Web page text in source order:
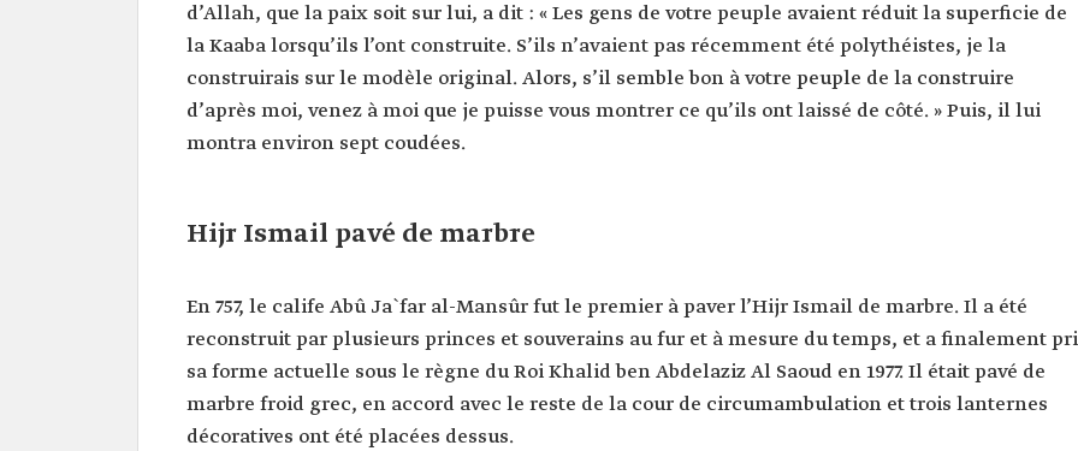
d’Allah, que la paix soit sur lui, a dit : « Les gens de votre peuple avaient réduit la superficie de
la Kaaba lorsqu’ils l’ont construite. S’ils n’avaient pas récemment été polythéistes, je la
construirais sur le modèle original. Alors, s’il semble bon à votre peuple de la construire
d’après moi, venez à moi que je puisse vous montrer ce qu’ils ont laissé de côté. » Puis, il lui
montra environ sept coudées.
Hijr Ismail pavé de marbre
En 757, le calife Abû Ja`far al-Mansûr fut le premier à paver l’Hijr Ismail de marbre. Il a été
reconstruit par plusieurs princes et souverains au fur et à mesure du temps, et a finalement
sa forme actuelle sous le règne du Roi Khalid ben Abdelaziz Al Saoud en 1977. Il était pavé de
marbre froid grec, en accord avec le reste de la cour de circumambulation et trois lanternes
décoratives ont été placées dessus.